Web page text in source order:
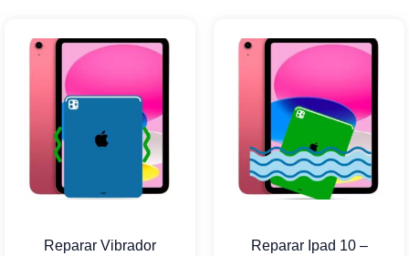
Reparar Vibrador
Reparar Ipad 10 –